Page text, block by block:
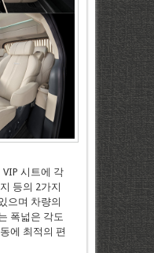
시트에 각
등의 2가지
으며 차량의
폭넓은 각도
에 최적의 편